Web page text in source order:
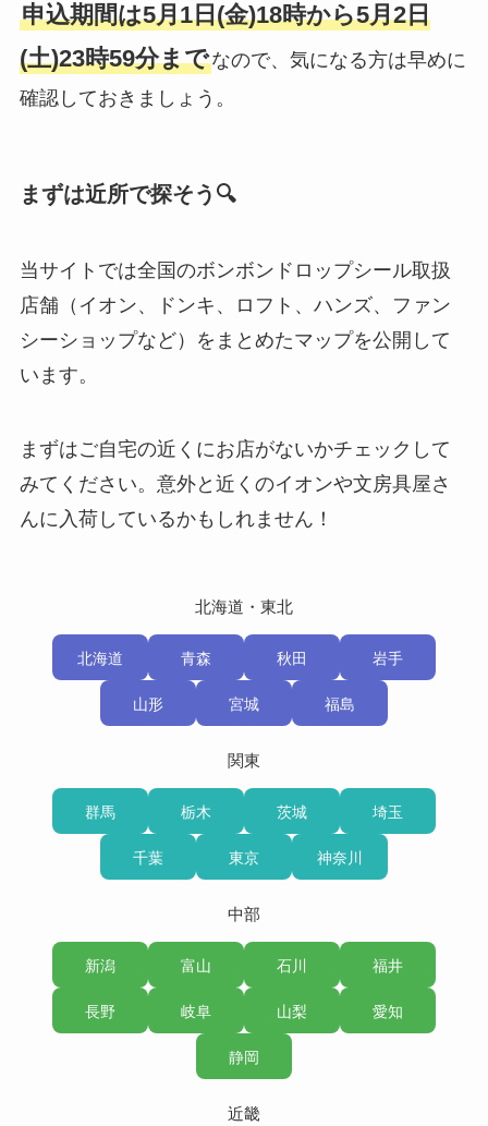
申込期間は5月1日(金)18時から5月2日
(土)23時59分までなので、気になる方は早めに
確認しておきましょう。
まずは近所で探そう🔍
当サイトでは全国のボンボンドロップシール取扱
店舗（イオン、ドンキ、ロフト、ハンズ、ファン
シーショップなど）をまとめたマップを公開して
います。
まずはご自宅の近くにお店がないかチェックして
みてください。意外と近くのイオンや文房具屋さ
んに入荷しているかもしれません！
北海道・東北
北海道 青森 秋田 岩手
山形 宮城 福島
関東
群馬 栃木 茨城 埼玉
千葉 東京 神奈川
中部
新潟 富山 石川 福井
長野 岐阜 山梨 愛知
静岡
近畿